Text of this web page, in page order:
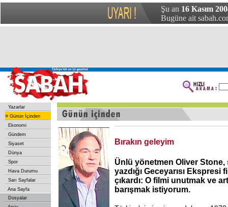
Şu an 16 Kasım
Bugüne ait
Yazarlar
» Günün İçinden
Ekonomi
Gündem
Siyaset
Dünya
Spor
Hava Durumu
Sarı Sayfalar
Ana Sayfa
Dosyalar
Bırakın geleyim
Ünlü yönetmen Oliver
yazdığı Geceyarısı Ekspresi
çıkardı: O filmi unutmak ve
barışmak istiyorum.